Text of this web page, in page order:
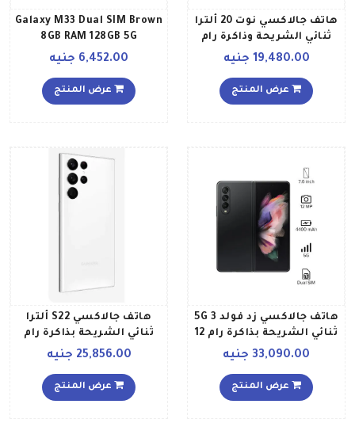
هاتف جالاكسي نوت 20 ألترا
ثنائي الشريحة وذاكرة رام
بسعة 12 جيجابايت وذاكرة
ويدعم تقنية 5G لون برونزي
19,480.00 جنيه
عرض المنتج
Galaxy M33 Dual SIM Brown
8GB RAM 128GB 5G
International Version
6,452.00 جنيه
عرض المنتج
هاتف جالاكسي زد فولد 3 5G
ثنائي الشريحة بذاكرة رام 12
إصدار الشرق الأوسط
33,090.00 جنيه
عرض المنتج
هاتف جالاكسي S22 ألترا
ثنائي الشريحة بذاكرة رام
سعة 12 جيجابايت وذاكرة
يدعم تقنية 5G بلون أبيض
فانتوم إصدار عالمي
25,856.00 جنيه
عرض المنتج